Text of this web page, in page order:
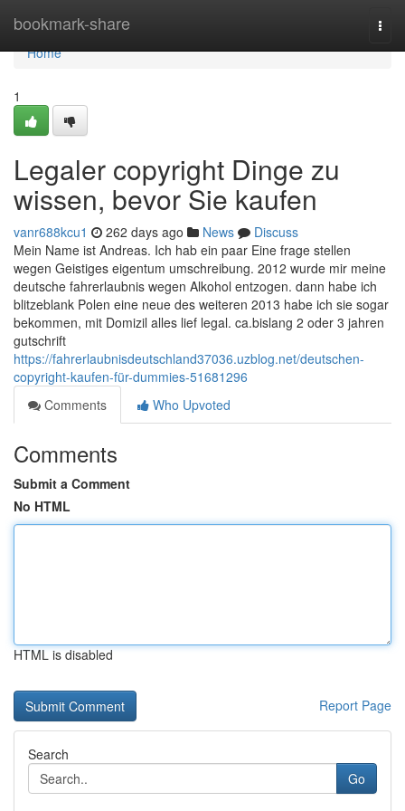
bookmark-share
Home
Home
1
Legaler copyright Dinge zu
wissen, bevor Sie kaufen
vanr688kcu1 262 days ago News
Discuss
Mein Name ist Andreas. Ich hab ein paar Eine frage stellen
wegen Geistiges eigentum umschreibung. 2012 wurde mir meine
deutsche fahrerlaubnis wegen Alkohol entzogen. dann habe ich
blitzeblank Polen eine neue des weiteren 2013 habe ich sie sogar
bekommen, mit Domizil alles lief legal. ca.bislang 2 oder 3 jahren
gutschrift
https://fahrerlaubnisdeutschland37036.uzblog.net/deutschen-
copyright-kaufen-für-dummies-51681296
Comments
Who Upvoted
Comments
Submit a Comment
No HTML
HTML is disabled
Report Page
Search
Go